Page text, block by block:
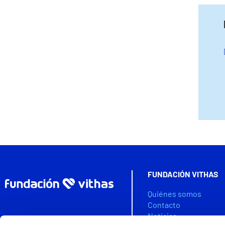
FUNDACIÓN VITHAS
Quiénes somos
Contacto
Noticias